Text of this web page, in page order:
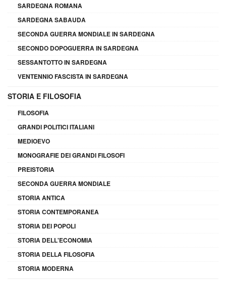
SARDEGNA ROMANA
SARDEGNA SABAUDA
SECONDA GUERRA MONDIALE IN SARDEGNA
SECONDO DOPOGUERRA IN SARDEGNA
SESSANTOTTO IN SARDEGNA
VENTENNIO FASCISTA IN SARDEGNA
STORIA E FILOSOFIA
FILOSOFIA
GRANDI POLITICI ITALIANI
MEDIOEVO
MONOGRAFIE DEI GRANDI FILOSOFI
PREISTORIA
SECONDA GUERRA MONDIALE
STORIA ANTICA
STORIA CONTEMPORANEA
STORIA DEI POPOLI
STORIA DELL'ECONOMIA
STORIA DELLA FILOSOFIA
STORIA MODERNA